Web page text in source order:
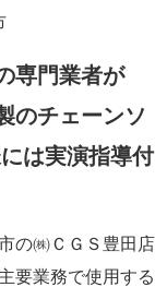
専門業者が
のチェーンソ
は実演指導付
の㈱ＣＧＳ豊田店
要業務で使用する